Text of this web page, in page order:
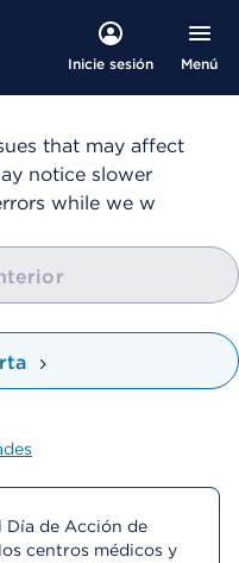
Inicie sesión Menú
that may affect
notice slower
while we w
Día de Acción de
centros médicos y